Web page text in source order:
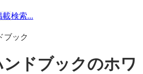
載検索...
ブック
ドブックのホワ